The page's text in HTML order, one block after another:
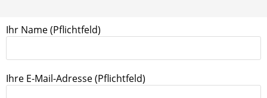
Ihr Name (Pflichtfeld)
Ihre E-Mail-Adresse (Pflichtfeld)